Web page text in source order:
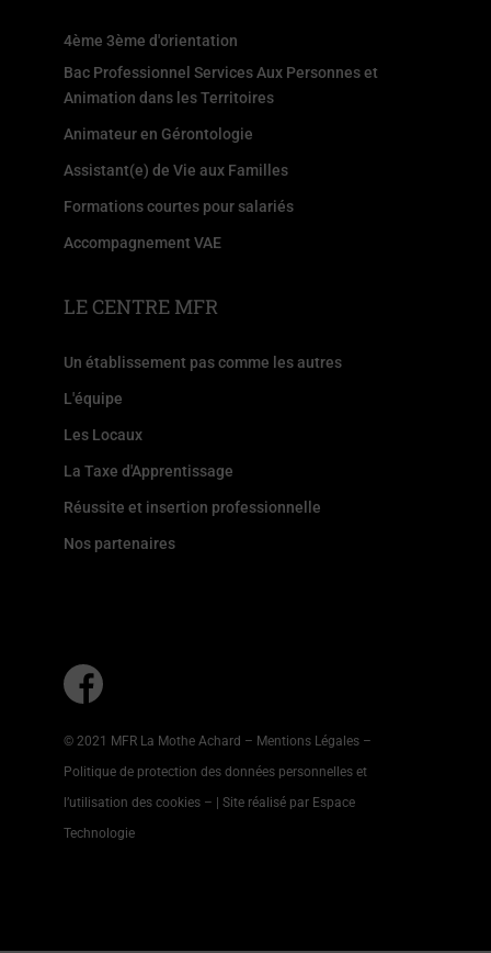
4ème 3ème d'orientation
Bac Professionnel Services Aux Personnes et
Animation dans les Territoires
Animateur en Gérontologie
Assistant(e) de Vie aux Familles
Formations courtes pour salariés
Accompagnement VAE
LE CENTRE MFR
Un établissement pas comme les autres
L'équipe
Les Locaux
La Taxe d'Apprentissage
Réussite et insertion professionnelle
Nos partenaires
© 2021 MFR La Mothe Achard – Mentions Légales –
Politique de protection des données personnelles et
l’utilisation des cookies –
| Site réalisé par Espace
Technologie